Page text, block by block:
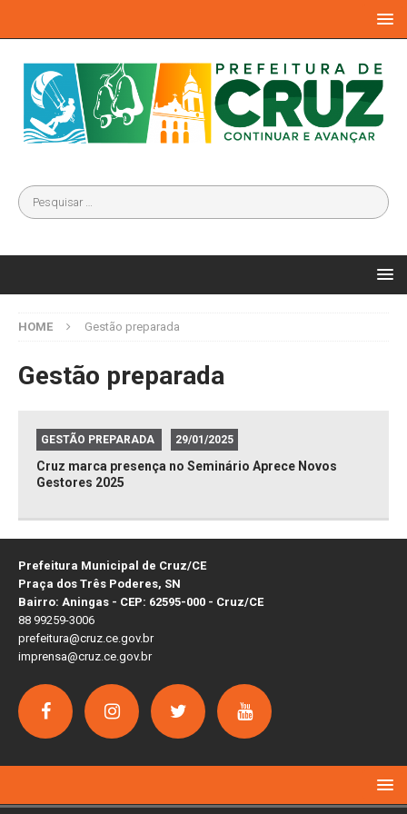
HOME Gestão preparada
Gestão preparada
GESTÃO PREPARADA 29/01/2025
Cruz marca presença no Seminário Aprece Novos
Gestores 2025
Prefeitura Municipal de Cruz/CE
Praça dos Três Poderes, SN
Bairro: Aningas - CEP: 62595-000 - Cruz/CE
88 99259-3006
prefeitura@cruz.ce.gov.br
imprensa@cruz.ce.gov.br